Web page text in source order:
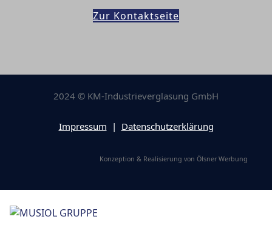
Zur Kontaktseite
2024 © KM-Industrieverglasung GmbH
Impressum | Datenschutzerklärung
Konzeption & Realisierung von Ölsner Werbung